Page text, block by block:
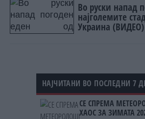
Во руски напад
најголемите
Украина (ВИДЕО)
НАЈЧИТАНИ ВО ПОСЛЕДНИ 7
СЕ СПРЕМА
ХАОС ЗА ЗИМАТА